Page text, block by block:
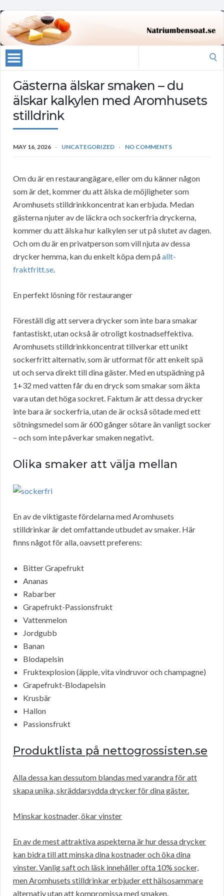
Gästerna älskar smaken – du
älskar kalkylen med Aromhusets
stilldrink
MAY 16, 2026 UNCATEGORIZED NO COMMENTS
Om du är en restaurangägare, eller om du känner någon
som är det, kommer du att älska de möjligheter som
Aromhusets stilldrinkkoncentrat kan erbjuda. Medan
gästerna njuter av de läckra och sockerfria dryckerna,
kommer du att älska hur kalkylen ser ut på slutet av dagen.
Och om du är en privatperson som vill njuta av dessa
drycker hemma, kan du enkelt köpa dem påallt-
fraktfritt.se.
En perfekt lösning för restauranger
Föreställ dig att servera drycker som inte bara smakar
fantastiskt, utan också är otroligt kostnadseffektiva.
Aromhusets stilldrinkkoncentrat tillverkar ett unikt
sockerfritt alternativ, som är utformat för att enkelt spä
ut och serva direkt till dina gäster. Med en utspädning på
1+32 med vatten får du en dryck som smakar som äkta
vara utan det höga sockret. Faktum är att dessa drycker
inte bara är sockerfria, utan de är också sötade med ett
sötningsmedel som är 600 gånger sötare än vanligt socker
– och som inte påverkar smaken negativt.
Olika smaker att välja mellan
En av de viktigaste fördelarna med Aromhusets
stilldrinkar är det omfattande utbudet av smaker. Här
finns något för alla, oavsett preferens:
Bitter Grapefrukt
Ananas
Rabarber
Grapefrukt-Passionsfrukt
Vattenmelon
Jordgubb
Banan
Blodapelsin
Fruktexplosion (äpple, vita vindruvor och champagne)
Grapefrukt-Blodapelsin
Krusbär
Hallon
Passionsfrukt
Produktlista på nettogrossisten.se
Alla dessa kan dessutom blandas med varandra för att
skapa unika, skräddarsydda drycker för dina gäster.
Minskar kostnader, ökar vinster
En av de mest attraktiva aspekterna är hur dessa drycker
kan bidra till att minska dina kostnader och öka dina
vinster. Vanlig saft och läsk innehåller ofta 10% socker,
men Aromhusets stilldrinkar erbjuder ett hälsosammare
alternativ utan att kompromissa med smaken.